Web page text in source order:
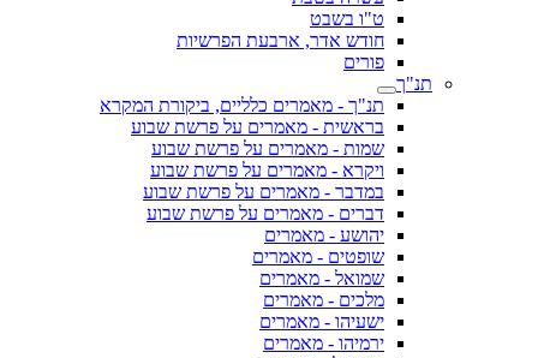
ט"ו בשבט
חודש אדר, ארבעת הפרשיות
פורים
תנ"ך
תנ"ך - מאמרים כלליים, ביקורת המקרא
בראשית - מאמרים על פרשת שבוע
שמות - מאמרים על פרשת שבוע
ויקרא - מאמרים על פרשת שבוע
במדבר - מאמרים על פרשת שבוע
דברים - מאמרים על פרשת שבוע
יהושע - מאמרים
שופטים - מאמרים
שמואל - מאמרים
מלכים - מאמרים
ישעיהו - מאמרים
ירמיהו - מאמרים